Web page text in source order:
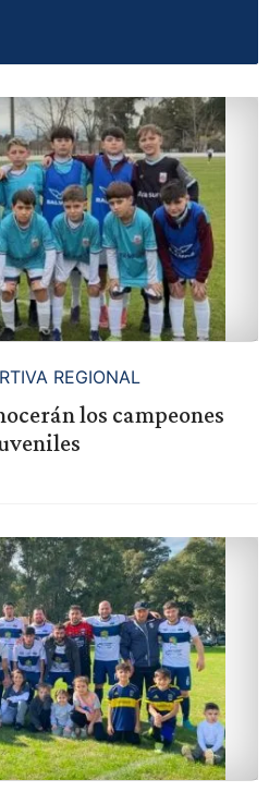
REGIONAL
los campeones